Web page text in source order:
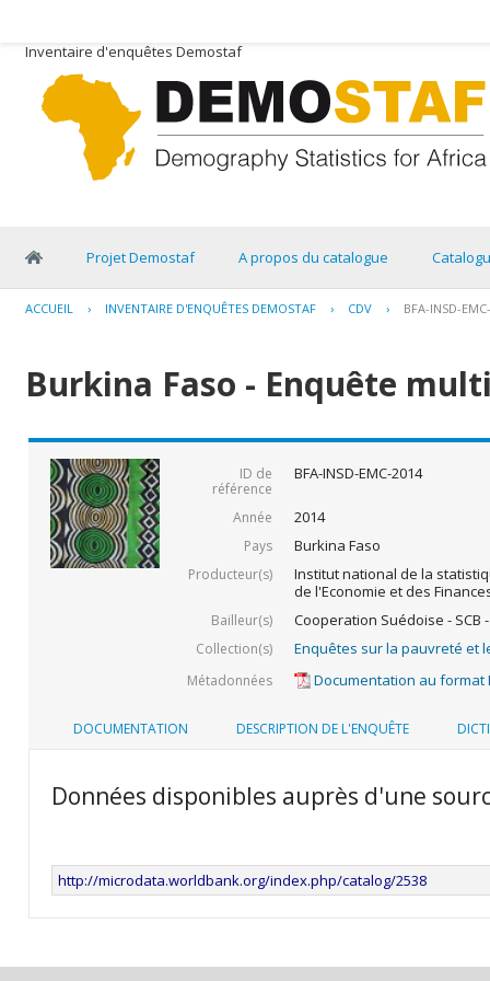
Inventaire d'enquêtes Demostaf
Projet Demostaf A propos du catalogue
ACCUEIL › INVENTAIRE D'ENQUÊTES DEMOSTAF › CDV › BFA-INSD-
Burkina Faso - Enquête
ID de
référence
BFA-INSD-EMC-2014
Année 2014
Pays Burkina Faso
Producteur(s)
Institut national de la
de l'Economie et des
Bailleur(s) Cooperation Suédoise - SCB
Collection(s) Enquêtes sur la pauvreté et
Métadonnées Documentation au format
DOCUMENTATION DESCRIPTION DE L'ENQUÊTE
Données disponibles auprès d'une
http://microdata.worldbank.org/index.php/catalog/2538